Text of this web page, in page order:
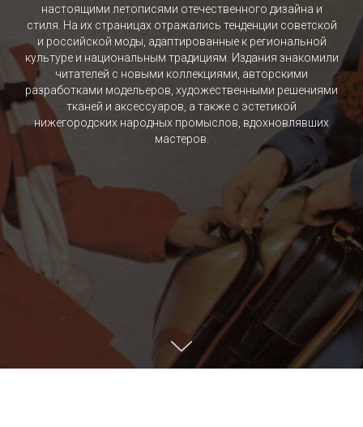
настоящими летописями отечественного дизайна и
стиля. На их страницах отражались тенденции советской
и российской моды, адаптированные к региональной
культуре и национальным традициям. Издания знакомили
читателей с новыми коллекциями, авторскими
разработками модельеров, художественными решениями
тканей и аксессуаров, а также с эстетикой
нижегородских народных промыслов, вдохновлявших
мастеров.